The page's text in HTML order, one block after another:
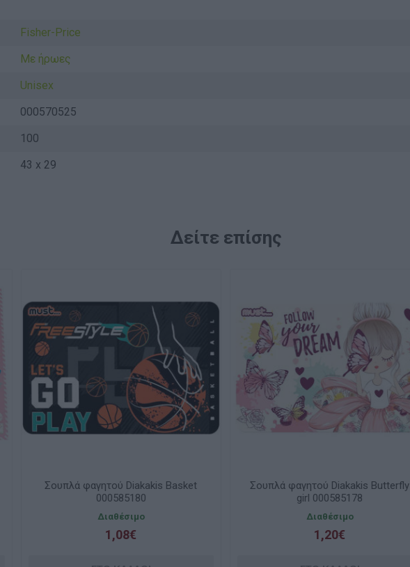
Fisher-Price
Με ήρωες
Unisex
000570525
100
43 x 29
Δείτε επίσης
Σουπλά φαγητού Diakakis Basket
000585180
Διαθέσιμο
1,08€
Σουπλά φαγητού Diakakis Butterfly
girl 000585178
Διαθέσιμο
1,20€